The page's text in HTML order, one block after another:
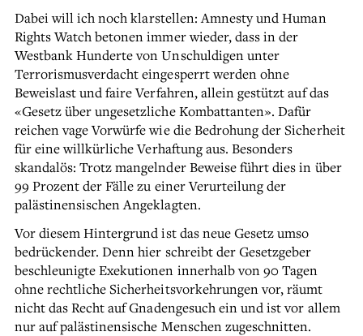
Dabei will ich noch klarstellen: Amnesty und Human
Rights Watch betonen immer wieder, dass in der
Westbank Hunderte von Unschuldigen unter
Terrorismusverdacht eingesperrt werden ohne
Beweislast und faire Verfahren, allein gestützt auf das
«Gesetz über ungesetzliche Kombattanten». Dafür
reichen vage Vorwürfe wie die Bedrohung der Sicherheit
für eine willkürliche Verhaftung aus. Besonders
skandalös: Trotz mangelnder Beweise führt dies in über
99 Prozent der Fälle zu einer Verurteilung der
palästinensischen Angeklagten.
Vor diesem Hintergrund ist das neue Gesetz umso
bedrückender. Denn hier schreibt der Gesetzgeber
beschleunigte Exekutionen innerhalb von 90 Tagen
ohne rechtliche Sicherheitsvorkehrungen vor, räumt
nicht das Recht auf Gnadengesuch ein und ist vor allem
nur auf palästinensische Menschen zugeschnitten.